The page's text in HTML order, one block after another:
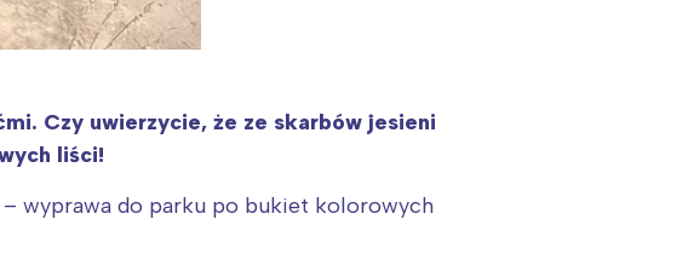
Czy uwierzycie, że ze skarbów jesieni
liści!
wyprawa do parku po bukiet kolorowych